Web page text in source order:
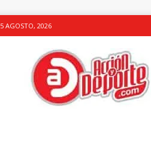
5 AGOSTO, 2026